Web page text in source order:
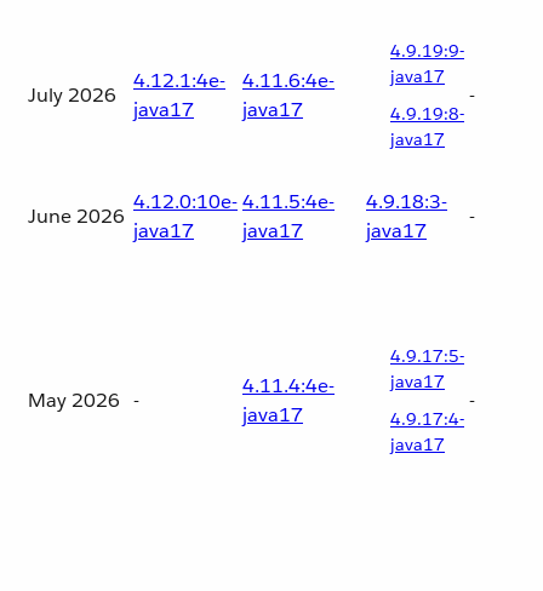
July 2026
4.12.1:4e-
java17
4.11.6:4e-
java17
4.9.19:9-
java17
4.9.19:8-
java17
-
June 2026
4.12.0:10e-
java17
4.11.5:4e-
java17
4.9.18:3-
java17
-
May 2026 -
4.11.4:4e-
java17
4.9.17:5-
java17
4.9.17:4-
java17
-